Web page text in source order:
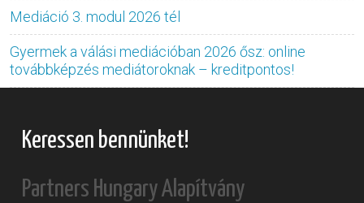
Mediáció 3. modul 2026 tél
Gyermek a válási mediációban 2026 ősz: online
továbbképzés mediátoroknak – kreditpontos!
Keressen bennünket!
Partners Hungary Alapítvány